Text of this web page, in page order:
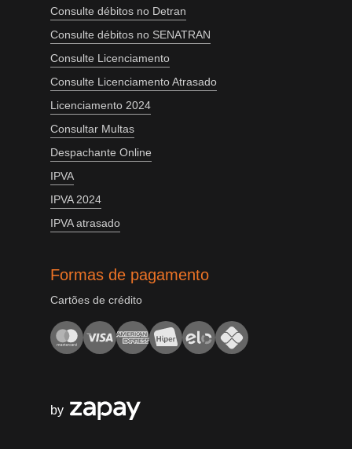
Consulte débitos no Detran
Consulte débitos no SENATRAN
Consulte Licenciamento
Consulte Licenciamento Atrasado
Licenciamento 2024
Consultar Multas
Despachante Online
IPVA
IPVA 2024
IPVA atrasado
Formas de pagamento
Cartões de crédito
by